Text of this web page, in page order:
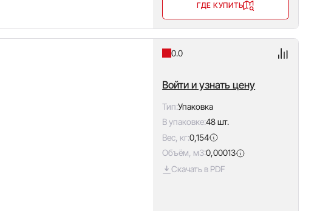
ГДЕ КУПИТЬ
0.0
Войти и узнать цену
Тип:Упаковка
В упаковке:48 шт.
Вес, кг:0,154
Объём, м3:0,00013
Скачать в PDF